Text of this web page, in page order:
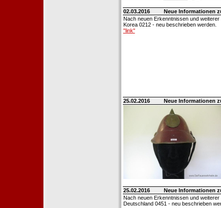
02.03.2016
Neue Informationen
Nach neuen Erkenntnissen und
Korea 0212 - neu beschrieben werden.
"link"
25.02.2016 Neue Informationen
25.02.2016
Neue Informationen
Nach neuen Erkenntnissen und
Deutschland 0451 - neu beschrieben